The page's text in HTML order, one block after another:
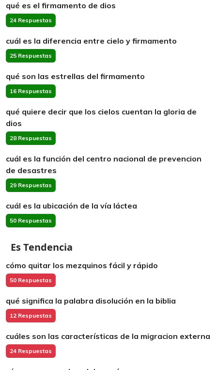
qué es el firmamento de dios
24 Respuestas
cuál es la diferencia entre cielo y firmamento
25 Respuestas
qué son las estrellas del firmamento
16 Respuestas
qué quiere decir que los cielos cuentan la gloria de
dios
28 Respuestas
cuál es la función del centro nacional de prevencion
de desastres
29 Respuestas
cuál es la ubicación de la vía láctea
50 Respuestas
Es Tendencia
cómo quitar los mezquinos fácil y rápido
50 Respuestas
qué significa la palabra disolución en la biblia
12 Respuestas
cuáles son las características de la migracion externa
24 Respuestas